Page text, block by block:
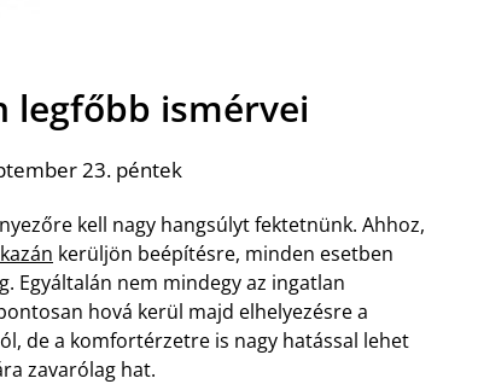
legfőbb ismérvei
23. péntek
kell nagy hangsúlyt fektetnünk. Ahhoz,
kerüljön beépítésre, minden esetben
Egyáltalán nem mindegy az ingatlan
hová kerül majd elhelyezésre a
de a komfortérzetre is nagy hatással lehet
zavarólag hat.